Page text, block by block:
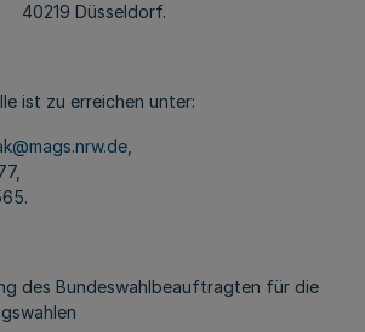
40219 Düsseldorf.
ist zu erreichen unter:
des Bundeswahlbeauftragten für die